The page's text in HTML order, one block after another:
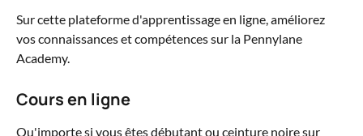
Sur cette plateforme d'apprentissage en ligne, améliorez
vos connaissances et compétences sur la Pennylane
Academy.
Cours en ligne
Qu'importe si vous êtes débutant ou ceinture noire sur